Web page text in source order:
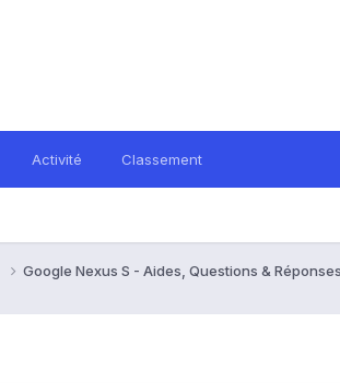
Activité Classement
Google Nexus S - Aides, Questions & Réponses